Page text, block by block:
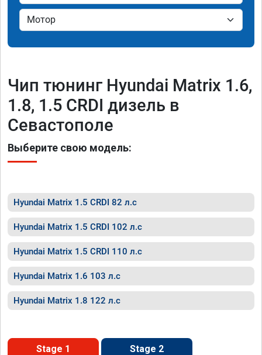
Чип тюнинг Hyundai Matrix 1.6,
1.8, 1.5 CRDI дизель в
Севастополе
Выберите свою модель:
Hyundai Matrix 1.5 CRDI 82 л.с
Hyundai Matrix 1.5 CRDI 102 л.с
Hyundai Matrix 1.5 CRDI 110 л.с
Hyundai Matrix 1.6 103 л.с
Hyundai Matrix 1.8 122 л.с
Stage 1 Stage 2